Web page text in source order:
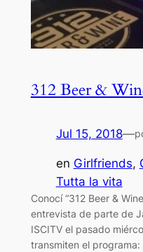
312 Beer &
Jul 15, 2018—
en Girlfriends,
Tutta la vita
Conocí “312 Beer &
entrevista de parte de
ISCITV el pasado
transmiten el programa: